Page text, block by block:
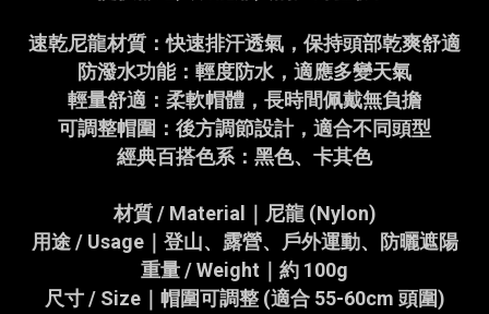
速乾尼龍材質：快速排汗透氣，保持頭部乾爽舒適
防潑水功能：輕度防水，適應多變天氣
輕量舒適：柔軟帽體，長時間佩戴無負擔
可調整帽圍：後方調節設計，適合不同頭型
經典百搭色系：黑色、卡其色
材質 / Material｜尼龍 (Nylon)
用途 / Usage｜登山、露營、戶外運動、防曬遮陽
重量 / Weight｜約 100g
尺寸 / Size｜帽圍可調整 (適合 55-60cm 頭圍)